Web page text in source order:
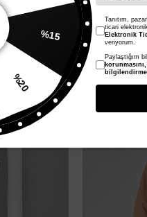
299,00 TL
900,00 TL
%10
%15
%20
Tanıtım,
ticari
Elektronik
veriyorum.
Paylaştığım